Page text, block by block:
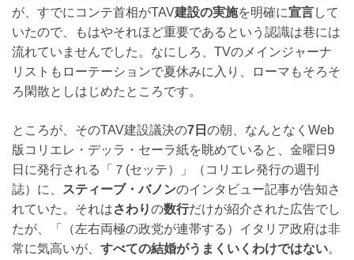
が、すでにコンテ首相がTAV建設の実施を明確に宣言して
いたので、もはやそれほど重要であるという認識は巷には
流れていませんでした。なにしろ、TVのメインジャーナ
リストもローテーションで夏休みに入り、ローマもそろそ
ろ閑散としはじめたところです。
ところが、そのTAV建設議決の7日 の朝、なんとなくWeb
版コリエレ・デッラ・セーラ紙を眺めていると、金曜日9
日に発行される「７(セッテ）」（コリエレ発行の週刊
誌）に、
スティーブ・バノンのインタビュー記事が告知さ
れていた。それはさわりの数行だけが紹介された広告でし
たが、「（左右両極の政党が連帯する）イタリア政府は非
常に気高いが、 すべての結婚がうまくいくわけではない。